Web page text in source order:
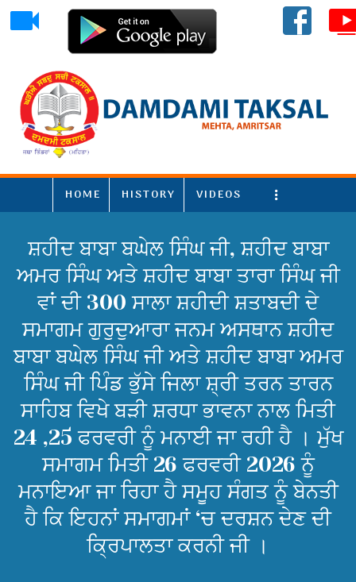
HOME HISTORY VIDEOS More
ਸ਼ਹੀਦ ਬਾਬਾ ਬਘੇਲ ਸਿੰਘ ਜੀ, ਸ਼ਹੀਦ ਬਾਬਾ
ਅਮਰ ਸਿੰਘ ਅਤੇ ਸ਼ਹੀਦ ਬਾਬਾ ਤਾਰਾ ਸਿੰਘ ਜੀ
ਵਾਂ ਦੀ 300 ਸਾਲਾ ਸ਼ਹੀਦੀ ਸ਼ਤਾਬਦੀ ਦੇ
ਸਮਾਗਮ ਗੁਰੁਦੁਆਰਾ ਜਨਮ ਅਸਥਾਨ ਸ਼ਹੀਦ
ਬਾਬਾ ਬਘੇਲ ਸਿੰਘ ਜੀ ਅਤੇ ਸ਼ਹੀਦ ਬਾਬਾ ਅਮਰ
ਸਿੰਘ ਜੀ ਪਿੰਡ ਭੁੱਸੇ ਜਿਲਾ ਸ਼੍ਰੀ ਤਰਨ ਤਾਰਨ
ਸਾਹਿਬ ਵਿਖੇ ਬੜੀ ਸ਼ਰਧਾ ਭਾਵਨਾ ਨਾਲ ਮਿਤੀ
24 ,25 ਫਰਵਰੀ ਨੂੰ ਮਨਾਈ ਜਾ ਰਹੀ ਹੈ । ਮੁੱਖ
ਸਮਾਗਮ ਮਿਤੀ 26 ਫਰਵਰੀ 2026 ਨੂੰ
ਮਨਾਇਆ ਜਾ ਰਿਹਾ ਹੈ ਸਮੂਹ ਸੰਗਤ ਨੂੰ ਬੇਨਤੀ
ਹੈ ਕਿ ਇਹਨਾਂ ਸਮਾਗਮਾਂ ‘ਚ ਦਰਸ਼ਨ ਦੇਣ ਦੀ
ਕ੍ਰਿਪਾਲਤਾ ਕਰਨੀ ਜੀ ।